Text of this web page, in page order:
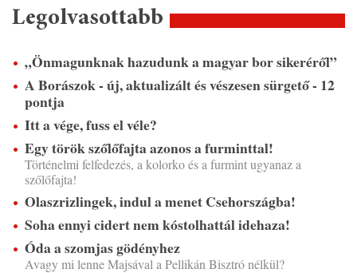
Legolvasottabb
„Önmagunknak hazudunk a magyar bor sikeréről”
A Borászok - új, aktualizált és vészesen sürgető - 12
pontja
Itt a vége, fuss el véle?
Egy török szőlőfajta azonos a furminttal!
Történelmi felfedezés, a kolorko és a furmint ugyanaz a
szőlőfajta!
Olaszrizlingek, indul a menet Csehországba!
Soha ennyi cidert nem kóstolhattál idehaza!
Óda a szomjas gödényhez
Avagy mi lenne Majsával a Pellikán Bisztró nélkül?